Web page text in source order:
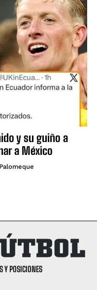
y su guiño a
a México
Y POSICIONES